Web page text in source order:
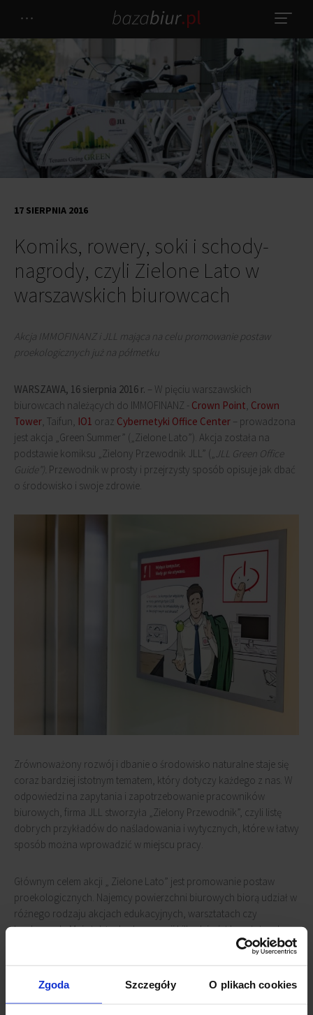
Zgoda Szczegóły O plikach cookies
Komiks, rowery, soki i schody-
nagrody, czyli Zielone Lato w
warszawskich biurowcach
17 SIERPNIA 2016
Akcja IMMOFINANZ i JLL mająca na celu promowanie postaw
proekologicznych już na półmetku
WARSZAWA, 16 sierpnia 2016 r. – W pięciu warszawskich
biurowcach należących do IMMOFINANZ - Crown Point, Crown
Tower, Taifun, IO1 oraz Cybernetyki Office Center – prowadzona
jest akcja „Green Summer” („Zielone Lato”). Akcja została na
podstawie komiksu „Zielony Przewodnik JLL” („ JLL Green Office
Guide”). Przewodnik w prosty i przejrzysty sposób opisuje jak dbać
o środowisko i swoje zdrowie.
Zrównoważony rozwój i dbanie o środowisko naturalne staje się
coraz bardziej istotnym tematem, który dotyczy każdego z nas. W
odpowiedzi na zapytania i zapotrzebowanie pracowników
biurowych, firma JLL stworzyła „Zielony Przewodnik”, czyli listę
dobrych przykładów do naśladowania i wytycznych, które w łatwy
sposób można wprowadzić w miejscu pracy.
Głównym celem akcji „ Zielone Lato” jest promowanie postaw
proekologicznych. Najemcy powierzchni biurowych biorą udział w
różnego rodzaju akcjach edukacyjnych, warsztatach czy
konkursach. Mają także do dyspozycji kilkadziesiąt bezpłatnych
rowerów. Każdy chętny może wypożyczyć rower i cieszyć się z
rozpoczęła się rozdawaniem bezpłatnych, świeżych soków
owocowych.